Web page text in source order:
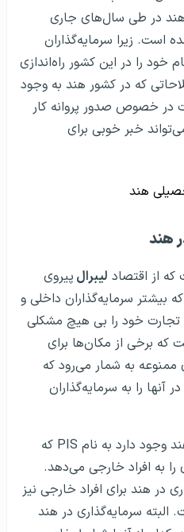
در طی سال‌های جاری
زیرا سرمایه‌گذاران
۱۰۰ درصد سهام خود را در این کشور راه‌اندازی
که در کشور هند به وجود
در خصوص صدور پروانه کار
خبر خوبی برای
هند
هند
از اقتصاد لیبرال پیروی
سرمایه‌گذاران داخلی و
تجارت خود را بی‌ هیچ مشکلی
که برخی از مکان‌ها برای
به شمار می‌رود که
آنها را به سرمایه‌گذاران
برنامه‌ای در سیاست اقتصاد هند وجود دارد به نام PIS که
را به افراد خارجی می‌دهد.
در هند برای افراد خارجی نیز
البته سرمایه‌گذاری در هند